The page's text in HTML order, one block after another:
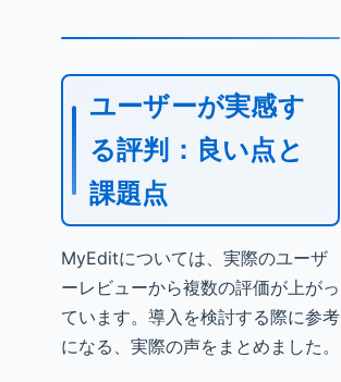
ユーザーが実感す
る評判：良い点と
課題点
MyEditについては、実際のユーザ
ーレビューから複数の評価が上がっ
ています。導入を検討する際に参考
になる、実際の声をまとめました。